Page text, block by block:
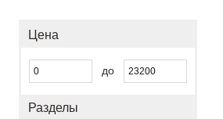
Цена
до
Разделы